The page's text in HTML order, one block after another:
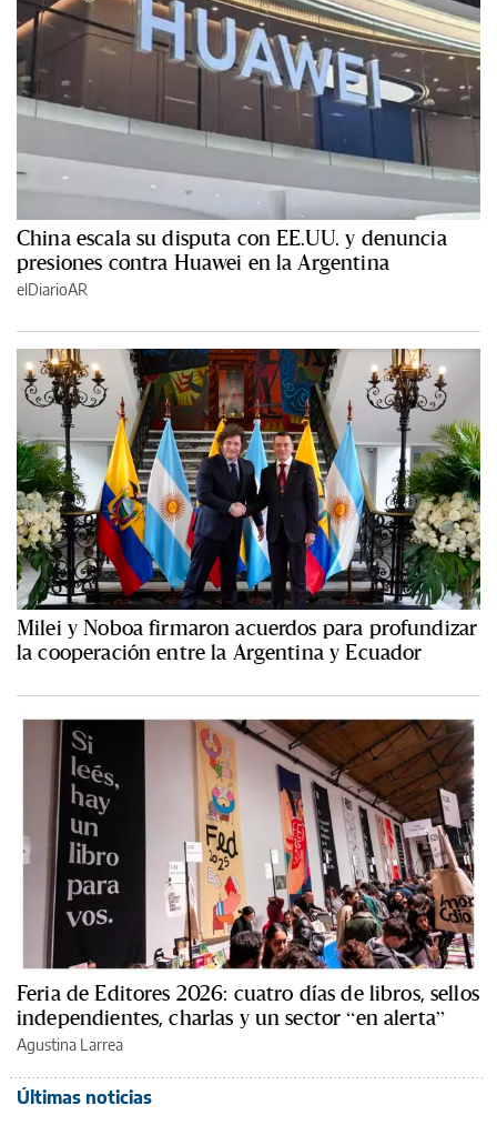
China escala su disputa con EE.UU. y denuncia
presiones contra Huawei en la Argentina
elDiarioAR
Milei y Noboa firmaron acuerdos para profundizar
la cooperación entre la Argentina y Ecuador
Feria de Editores 2026: cuatro días de libros, sellos
independientes, charlas y un sector “en alerta”
Agustina Larrea
Últimas noticias